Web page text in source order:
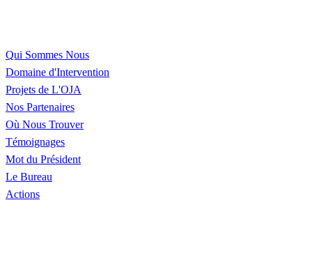
Qui Sommes Nous
Domaine d'Intervention
Projets de L'OJA
Nos Partenaires
Où Nous Trouver
Témoignages
Mot du Président
Le Bureau
Actions